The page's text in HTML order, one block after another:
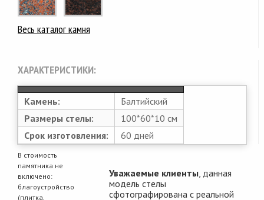
Весь каталог камня
ХАРАКТЕРИСТИКИ:
Камень:
Балтийский
Размеры стелы:
100*60*10 см
Срок изготовления:
60 дней
В стоимость
памятника не
включено:
благоустройство
(плитка,
Уважаемые клиенты , данная
модель стелы
сфотографирована с реальной